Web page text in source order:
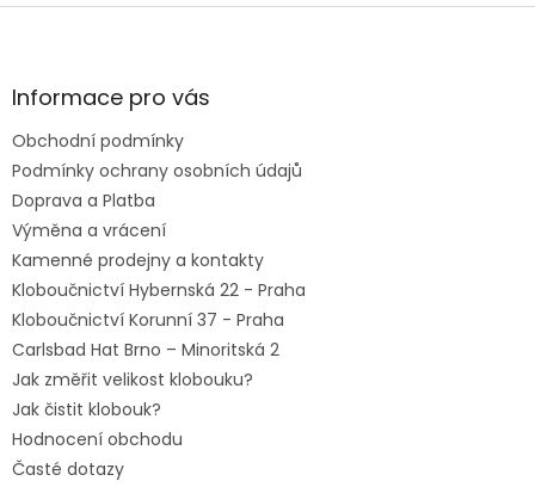
Z
aInformace pro vás
Obchodní podmínky
Podmínky ochrany osobních údajů
Doprava a Platba
Výměna a vrácení
Kamenné prodejny a kontakty
Kloboučnictví Hybernská 22 - Praha
Kloboučnictví Korunní 37 - Praha
Carlsbad Hat Brno – Minoritská 2
Jak změřit velikost klobouku?
Jak čistit klobouk?
Hodnocení obchodu
Časté dotazy